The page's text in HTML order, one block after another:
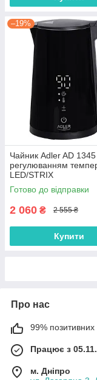
–19%
Чайник Adler AD
регулюванням
LED/STRIX
Готово до відправки
2 060 ₴ 2 555 ₴
Купити
Про нас
99% позитивних
Працює з
м. Дніпро